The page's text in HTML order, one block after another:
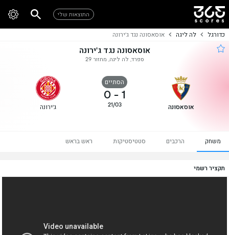
התוצאות שלי
כדורגל לה ליגה אוסאסונה נגד ג'ירונה
אוסאסונה נגד ג'ירונה
ספרד, לה ליגה, מחזור 29
אוסאסונה
הסתיים
1
-
0
21/03 ג'ירונה
משחק הרכבים סטטיסטיקות ראש בראש
תקציר רשמי